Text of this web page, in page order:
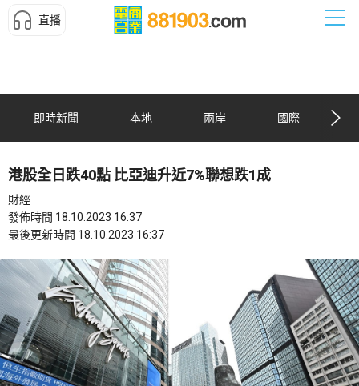
直播
即時新聞 本地 兩岸 國際
港股全日跌40點 比亞迪升近7%聯想跌1成
財經
發佈時間 18.10.2023 16:37
最後更新時間 18.10.2023 16:37